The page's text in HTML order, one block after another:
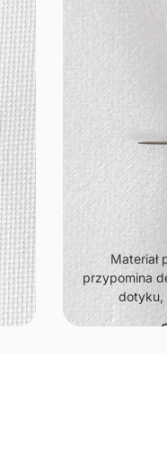
Materiał
przypomina
dotyku,